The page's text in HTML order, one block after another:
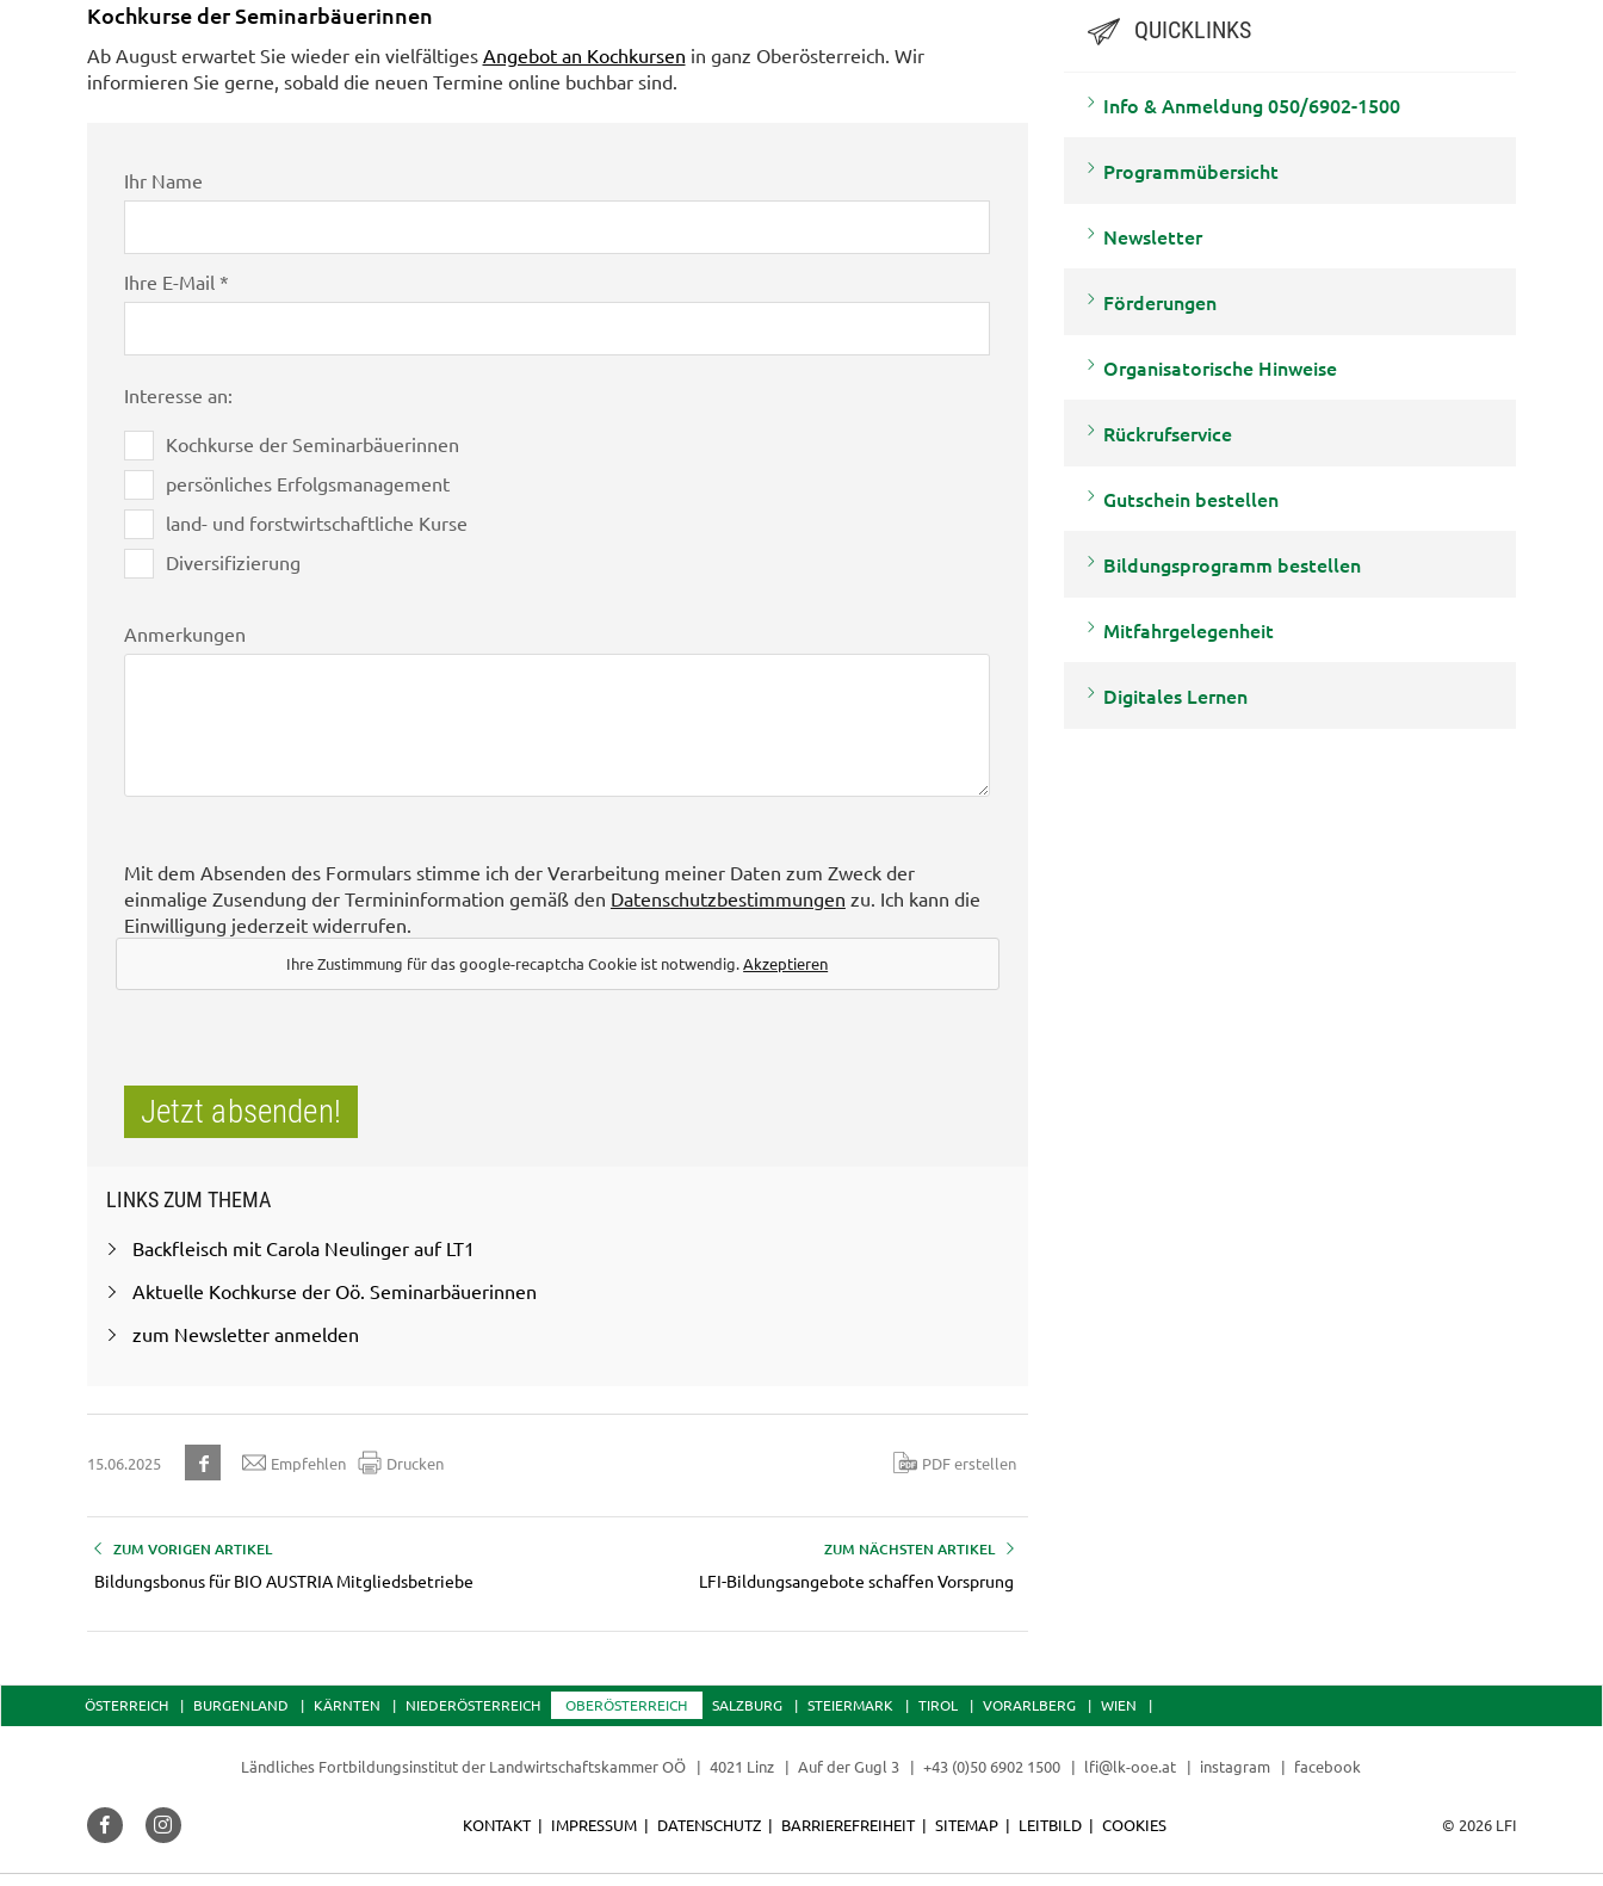
Kochkurse der Seminarbäuerinnen
Ab August erwartet Sie wieder ein vielfältiges Angebot an Kochkursen in ganz Oberösterreich. Wir
informieren Sie gerne, sobald die neuen Termine online buchbar sind.
Ihr Name
Ihre E-Mail *
Interesse an:
Kochkurse der Seminarbäuerinnen
persönliches Erfolgsmanagement
land- und forstwirtschaftliche Kurse
Diversifizierung
Anmerkungen
Mit dem Absenden des Formulars stimme ich der Verarbeitung meiner Daten zum Zweck der
einmalige Zusendung der Termininformation gemäß den Datenschutzbestimmungen zu. Ich kann die
Einwilligung jederzeit widerrufen.
Ihre Zustimmung für das google-recaptcha Cookie ist notwendig.Akzeptieren
Jetzt absenden!
LINKS ZUM THEMA
Backfleisch mit Carola Neulinger auf LT1
Aktuelle Kochkurse der Oö. Seminarbäuerinnen
zum Newsletter anmelden
15.06.2025 Empfehlen Drucken PDF erstellen
ZUM VORIGEN ARTIKEL
Bildungsbonus für BIO AUSTRIA Mitgliedsbetriebe
ZUM NÄCHSTEN ARTIKEL
LFI-Bildungsangebote schaffen Vorsprung
QUICKLINKS
Info & Anmeldung 050/6902-1500
Programmübersicht
Newsletter
Förderungen
Organisatorische Hinweise
Rückrufservice
Gutschein bestellen
Bildungsprogramm bestellen
Mitfahrgelegenheit
Digitales Lernen
ÖSTERREICH BURGENLAND KÄRNTEN NIEDERÖSTERREICH OBERÖSTERREICH SALZBURG STEIERMARK TIROL VORARLBERG WIEN
Ländliches Fortbildungsinstitut der Landwirtschaftskammer OÖ 4021 Linz Auf der Gugl 3 +43 (0)50 6902 1500 lfi@lk-ooe.at instagram facebook
© 2026 LFI
KONTAKT IMPRESSUM DATENSCHUTZ BARRIEREFREIHEIT SITEMAP LEITBILD COOKIES